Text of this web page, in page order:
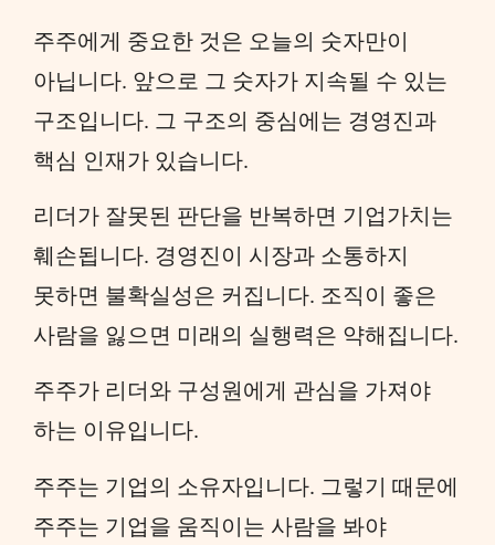
주주에게 중요한 것은 오늘의 숫자만이
아닙니다. 앞으로 그 숫자가 지속될 수 있는
구조입니다. 그 구조의 중심에는 경영진과
핵심 인재가 있습니다.
리더가 잘못된 판단을 반복하면 기업가치는
훼손됩니다. 경영진이 시장과 소통하지
못하면 불확실성은 커집니다. 조직이 좋은
사람을 잃으면 미래의 실행력은 약해집니다.
주주가 리더와 구성원에게 관심을 가져야
하는 이유입니다.
주주는 기업의 소유자입니다. 그렇기 때문에
주주는 기업을 움직이는 사람을 봐야